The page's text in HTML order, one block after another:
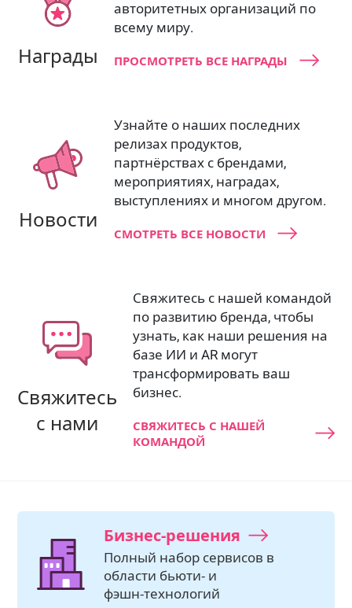
Награды
авторитетных организаций по
всему миру.
ПРОСМОТРЕТЬ ВСЕ НАГРАДЫ
Новости
Узнайте о наших последних
релизах продуктов,
партнёрствах с брендами,
мероприятиях, наградах,
выступлениях и многом другом.
СМОТРЕТЬ ВСЕ НОВОСТИ
Свяжитесь
с нами
Свяжитесь с нашей командой
по развитию бренда, чтобы
узнать, как наши решения на
базе ИИ и AR могут
трансформировать ваш
бизнес.
СВЯЖИТЕСЬ С НАШЕЙ
КОМАНДОЙ
Бизнес‑решения
Полный набор сервисов в
области бьюти‑ и
фэшн‑технологий